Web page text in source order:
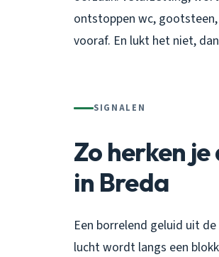
ontstoppen wc,
vooraf. En lukt het niet,
SIGNALEN
Zo herken
in Breda
Een borrelend geluid uit
lucht wordt langs een